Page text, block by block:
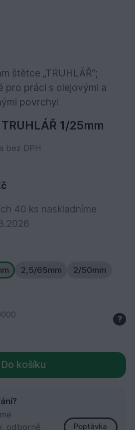
štětce „TRUHLÁŘ“;
pro práci s olejovými a
povrchy!
1/25mm
bez DPH
40 ks naskladníme
2,5/65mm
2/50mm
?
Do košíku
odborně
Poptávka